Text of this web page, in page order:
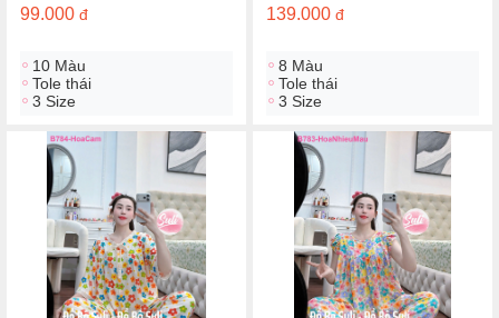
99.000 đ
10 Màu
Tole thái
3 Size
139.000 đ
8 Màu
Tole thái
3 Size